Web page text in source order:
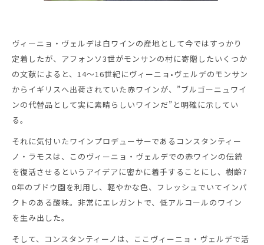
ヴィーニョ・ヴェルデは白ワインの産地として今ではすっかり
定着したが、アフォンソ3世がモンサンの村に寄贈したいくつか
の文献によると、14～16世紀にヴィーニョ•ヴェルデのモンサン
からイギリスへ出荷されていた赤ワインが、”ブルゴーニュワイ
ンの代替品として実に素晴らしいワインだ”と明確に示してい
る。
それに気付いたワインプロデューサーであるコンスタンティー
ノ・ラモスは、このヴィーニョ・ヴェルデでの赤ワインの伝統
を復活させるというアイデアに密かに着手することにし、樹齢7
0年のブドウ園を利用し、軽やかな色、フレッシュでいてインパ
クトのある酸味。非常にエレガントで、低アルコールのワイン
を生み出した。
そして、コンスタンティーノは、ここヴィーニョ・ヴェルデで活